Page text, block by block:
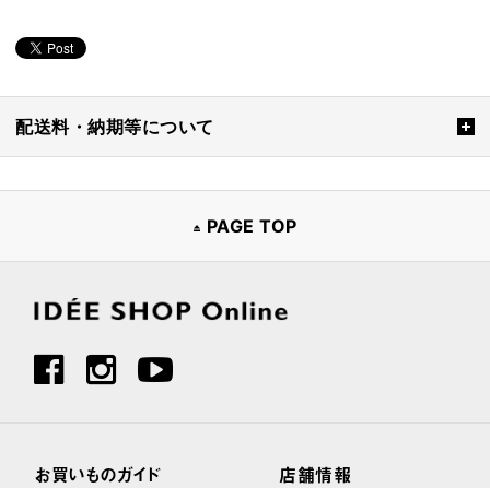
配送料・納期等について
PAGE TOP
お買いものガイド 店舗情報